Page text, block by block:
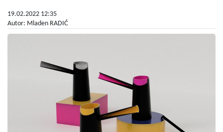
19.02.2022 12:35
Autor: Mladen RADIĆ